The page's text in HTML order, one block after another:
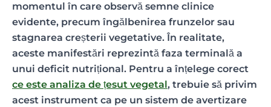
momentul în care observă semne clinice
evidente, precum îngălbenirea frunzelor sau
stagnarea creșterii vegetative. În realitate,
aceste manifestări reprezintă faza terminală a
unui deficit nutrițional. Pentru a înțelege corect
ce este analiza de țesut vegetal, trebuie să privim
acest instrument ca pe un sistem de avertizare